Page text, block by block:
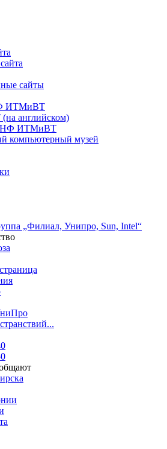
сайты
ИТМиВТ
английском)
НФ ИТМиВТ
компьютерный музей
„Филиал, Унипро, Sun, Intel“